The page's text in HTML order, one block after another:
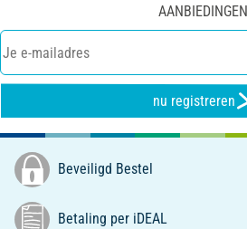
AANBIEDINGEN
nu registreren
Beveiligd Bestel
Betaling per iDEAL